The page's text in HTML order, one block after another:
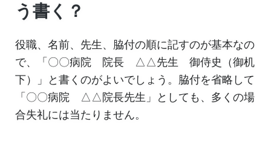
う書く？
役職、名前、先生、脇付の順に記すのが基本なの
で、「〇〇病院 院長 △△先生 御侍史（御机
下）」と書くのがよいでしょう。脇付を省略して
「〇〇病院 △△院長先生」としても、多くの場
合失礼には当たりません。